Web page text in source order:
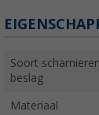
Soort
beslag
Materiaal